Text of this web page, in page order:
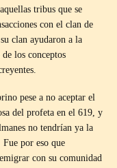
tribus que se
con el clan de
clan ayudaron a la
los conceptos
pese a no aceptar el
del profeta en el 619, y
no tendrían ya la
por eso que
con su comunidad